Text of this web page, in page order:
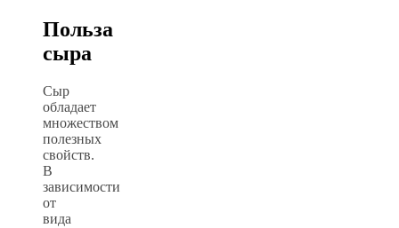
Польза
сыра
Сыр
обладает
множеством
полезных
свойств.
В
зависимости
от
вида